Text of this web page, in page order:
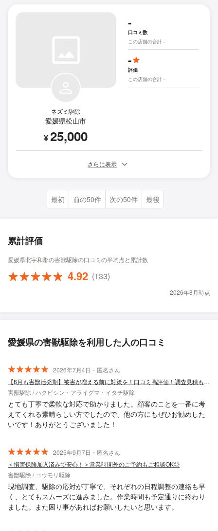
ネズミ駆除
愛媛県松山市
¥25,000
-
口コミ数
この店舗の合計 -
-
評価
この店舗の合計 -
さらに表示
最初 前の50件 次の50件 最後
累計評価
愛媛県北宇和郡の害獣駆除の口コミの平均点と累計数
4.92 (133)
2026年8月時点
愛媛県の害獣駆除を利用した人の口コミ
2026年7月4日・匿名さん
【8月も害獣活発期】被害が増える前に対策を！口コミ高評価！調査見積もり無料です！
害獣駆除 / ハクビシン・アライグマ・イタチ駆除
とても丁寧で柔軟な対応で助かりました。顧客のことを一番に考
えてくれる素晴らしい方でしたので、他の方にもぜひお勧めした
いです！ありがとうございました！
2025年9月7日・匿名さん
＜損害保険加入済みで安心！＞営業時間外のご予約もご相談OK◎
害獣駆除 / コウモリ駆除
現地調査、駆除の応対が丁寧で、それぞれの日程調整の連絡も早
く、とてもスムーズに進みました。作業時間も予定通りに終わり
ました。また困り事があればお願いしたいと思います。